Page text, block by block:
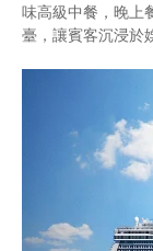
味高級中餐，晚上
臺，讓賓客沉浸於